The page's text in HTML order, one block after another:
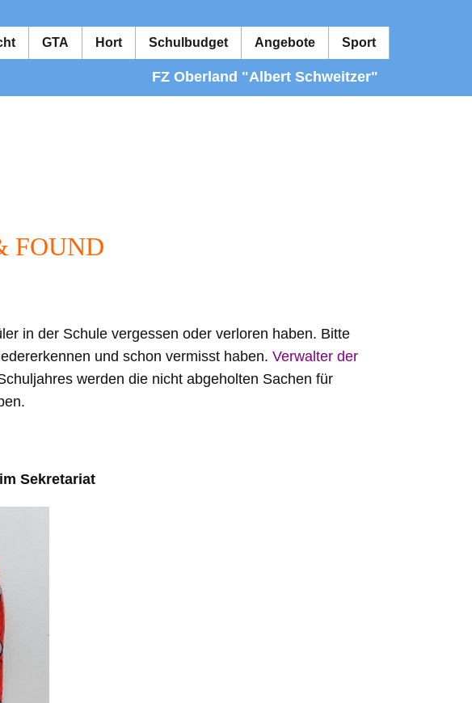
GTA Hort Schulbudget Angebote Sport
FZ Oberland "Albert Schweitzer"
FOUND
in der Schule vergessen oder verloren haben. Bitte
und schon vermisst haben. Verwalter der
werden die nicht abgeholten Sachen für
Sekretariat